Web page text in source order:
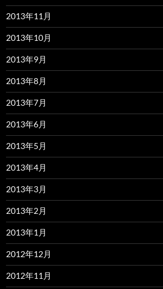
2013年11月
2013年10月
2013年9月
2013年8月
2013年7月
2013年6月
2013年5月
2013年4月
2013年3月
2013年2月
2013年1月
2012年12月
2012年11月